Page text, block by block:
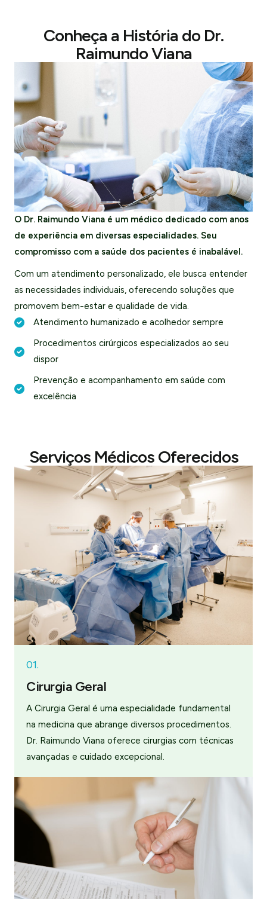
Conheça a História do Dr.
Raimundo Viana
O Dr. Raimundo Viana é um médico dedicado com anos
de experiência em diversas especialidades. Seu
compromisso com a saúde dos pacientes é inabalável.
Com um atendimento personalizado, ele busca entender
as necessidades individuais, oferecendo soluções que
promovem bem-estar e qualidade de vida.
Atendimento humanizado e acolhedor sempre
Procedimentos cirúrgicos especializados ao seu
dispor
Prevenção e acompanhamento em saúde com
excelência
Serviços Médicos Oferecidos
01.
Cirurgia Geral
A Cirurgia Geral é uma especialidade fundamental
na medicina que abrange diversos procedimentos.
Dr. Raimundo Viana oferece cirurgias com técnicas
avançadas e cuidado excepcional.